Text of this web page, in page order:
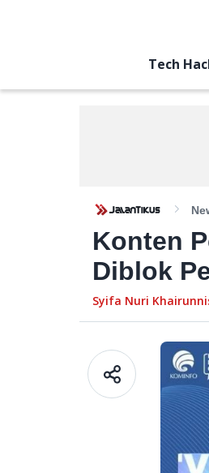
Tech
Konten
Diblok
Syifa Nuri